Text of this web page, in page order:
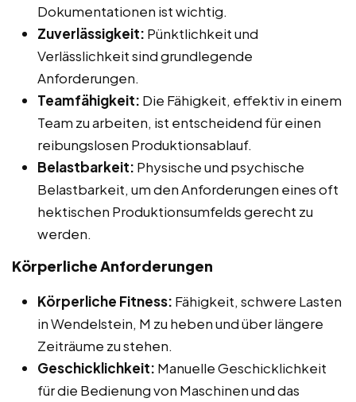
Dokumentationen ist wichtig.
Zuverlässigkeit: Pünktlichkeit und
Verlässlichkeit sind grundlegende
Anforderungen.
Teamfähigkeit: Die Fähigkeit, effektiv in einem
Team zu arbeiten, ist entscheidend für einen
reibungslosen Produktionsablauf.
Belastbarkeit: Physische und psychische
Belastbarkeit, um den Anforderungen eines oft
hektischen Produktionsumfelds gerecht zu
werden.
Körperliche Anforderungen
Körperliche Fitness: Fähigkeit, schwere Lasten
in Wendelstein, M zu heben und über längere
Zeiträume zu stehen.
Geschicklichkeit: Manuelle Geschicklichkeit
für die Bedienung von Maschinen und das